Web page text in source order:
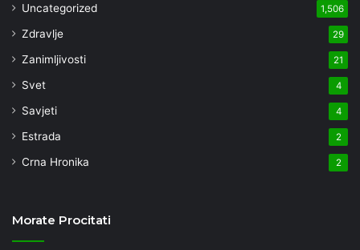
Uncategorized 1,506
Zdravlje 29
Zanimljivosti 21
Svet 4
Savjeti 4
Estrada 2
Crna Hronika 2
Morate Procitati